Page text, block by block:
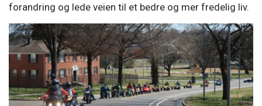
forandring og lede veien til et bedre og mer fredelig liv.